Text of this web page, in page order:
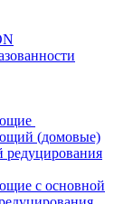
(домовые)
с основной